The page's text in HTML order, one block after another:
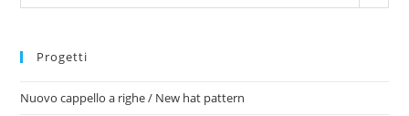
Progetti
Nuovo cappello a righe / New hat pattern